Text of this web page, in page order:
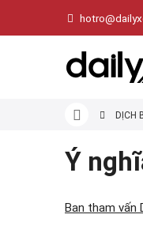
DỊCH
Ý
Ban tham vấn